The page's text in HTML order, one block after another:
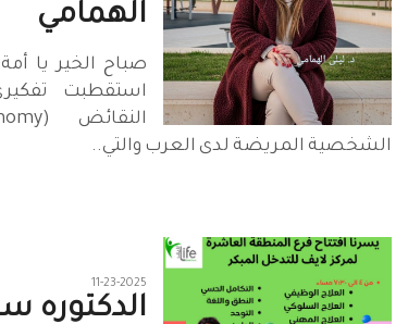
الهمامي
صباح الخير يا
استقطبت
الشخصية المريضة لدى العرب والتي..
11-23-2025
الدكتوره